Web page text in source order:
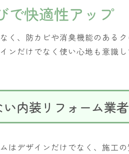
で快適性アップ
く、防カビや消臭機能のある
ンだけでなく使い心地も意識し
内装リフォーム業
はデザインだけでなく、施工